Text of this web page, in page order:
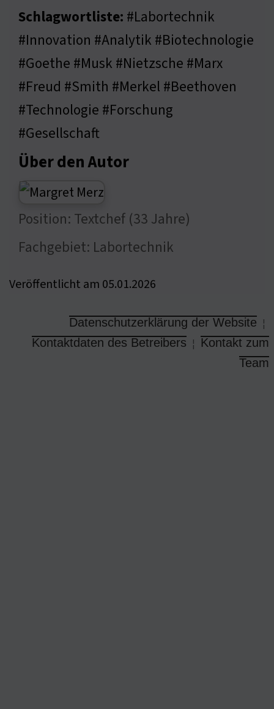
Schlagwortliste: #Labortechnik
#Innovation #Analytik #Biotechnologie
#Goethe #Musk #Nietzsche #Marx
#Freud #Smith #Merkel #Beethoven
#Technologie #Forschung
#Gesellschaft
Über den Autor
Position: Textchef (33 Jahre)
Fachgebiet: Labortechnik
Veröffentlicht am 05.01.2026
Datenschutzerklärung der Website ¦
Kontaktdaten des Betreibers ¦ Kontakt zum
Team